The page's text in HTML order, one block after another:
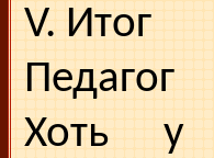
V. Итог
Педагог
Хоть у